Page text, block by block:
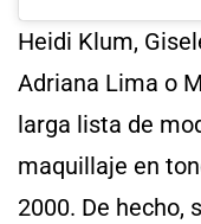
Heidi Klum,
Adriana Lima o
larga lista de
maquillaje en
2000. De hecho,